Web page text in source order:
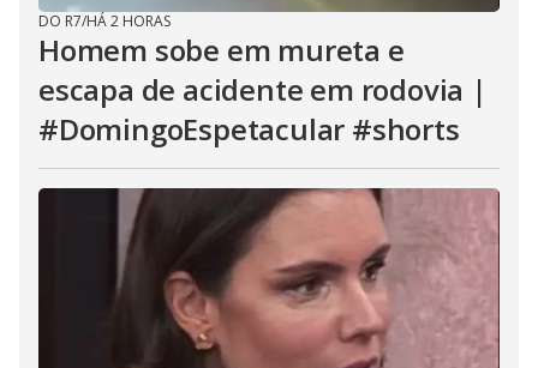
DO R7/HÁ 2 HORAS
Homem sobe em mureta e
escapa de acidente em rodovia |
#DomingoEspetacular #shorts